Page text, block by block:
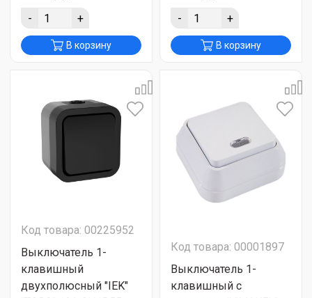
- +
В корзину
- +
В корзину
Код товара: 00225952
Выключатель 1-
клавишный
двухполюсный "IEK"
Код товара: 00001897
Выключатель 1-
клавишный с